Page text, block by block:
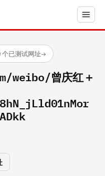
个已测试网址→
曾庆红＋